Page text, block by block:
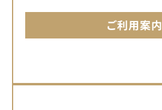
ご利用案内